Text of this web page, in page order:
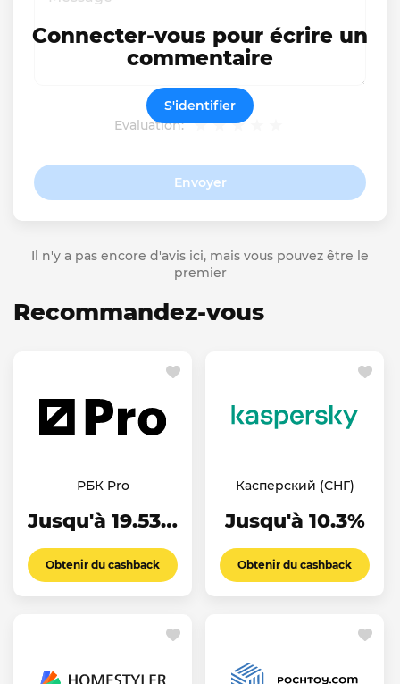
Evaluation:
Envoyer
Connecter-vous pour écrire un
commentaire
S'identifier
Il n'y a pas encore d'avis ici, mais vous pouvez être le
premier
Recommandez-vous
РБК Pro
Jusqu'à 19.53%
Obtenir du cashback
Касперский (СНГ)
Jusqu'à 10.3%
Obtenir du cashback